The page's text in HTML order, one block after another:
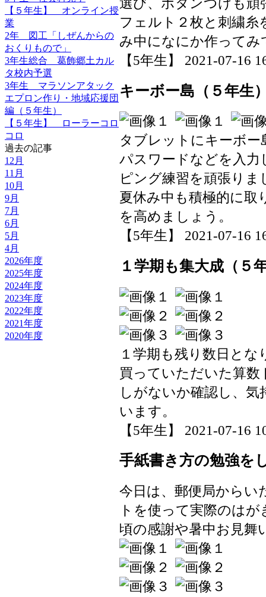
【５年生】 オンライン授
業
2年 図工「しぜんからの
おくりもので」
3年生総合 葛飾郷土カル
タ校内予選
3年生 マラソンアタック
エプロン作り・地域応援団
編（５年生）
【５年生】 ローラーコロ
コロ
過去の記事
12月
11月
10月
9月
7月
6月
5月
4月
2026年度
2025年度
2024年度
2023年度
2022年度
2021年度
2020年度
フェルト２枚と刺繍
み中になにか作ってみ
【5年生】 2021-07-16
キーボー島（５年生
タブレットにキーボ
パスワードなどを入
ピング練習を頑張りま
夏休み中も積極的に取
を高めましょう。
【5年生】 2021-07-16
１学期も集大成（５
１学期も残り数日と
買っていただいた算
しがないか確認し、
います。
【5年生】 2021-07-16
手紙書き方の勉強を
今日は、郵便局からい
トを使って実際のは
頃の感謝や暑中お見舞